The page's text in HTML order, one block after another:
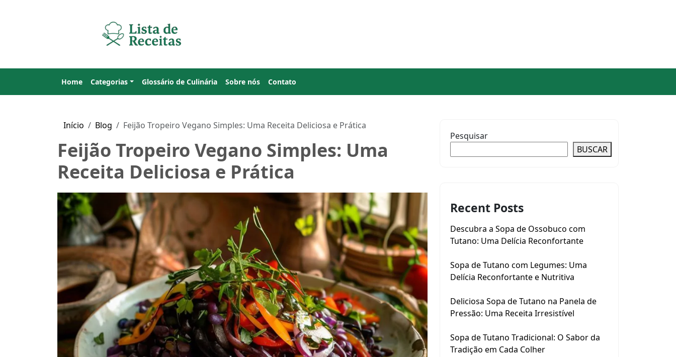
Home Categorias Glossário de Culinária Sobre nós Contato
Início Blog Feijão Tropeiro Vegano Simples: Uma Receita Deliciosa e Prática
Feijão Tropeiro Vegano Simples: Uma
Receita Deliciosa e Prática
Pesquisar
BUSCAR
Recent Posts
Descubra a Sopa de Ossobuco com
Tutano: Uma Delícia Reconfortante
Sopa de Tutano com Legumes: Uma
Delícia Reconfortante e Nutritiva
Deliciosa Sopa de Tutano na Panela de
Pressão: Uma Receita Irresistível
Sopa de Tutano Tradicional: O Sabor da
Tradição em Cada Colher